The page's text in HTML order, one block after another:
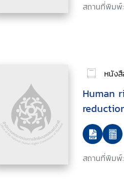
สถานที่พิมพ์:
หนังสื
Human
สถานที่พิมพ์: